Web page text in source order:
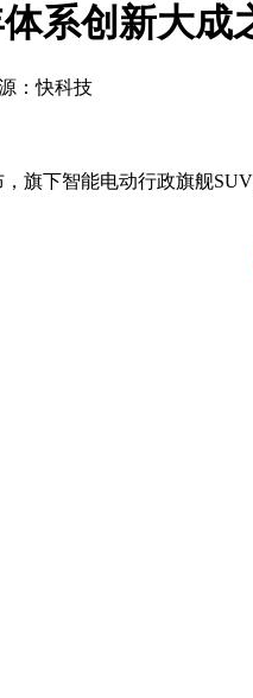
系创新大成
：快科技
下智能电动行政旗舰SUV